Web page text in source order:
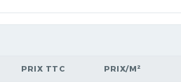
PRIX TTC PRIX/M²